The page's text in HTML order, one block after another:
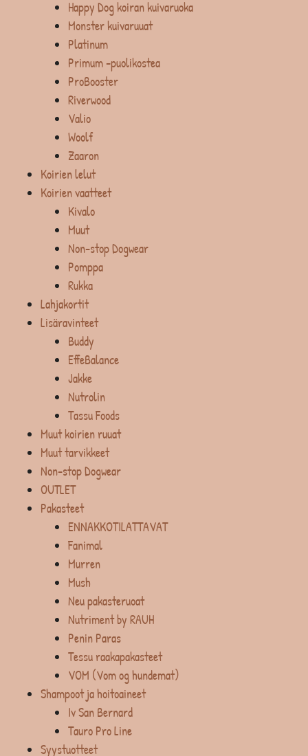
Happy Dog koiran kuivaruoka
Monster kuivaruuat
Platinum
Primum -puolikostea
ProBooster
Riverwood
Valio
Woolf
Zaaron
Koirien lelut
Koirien vaatteet
Kivalo
Muut
Non-stop Dogwear
Pomppa
Rukka
Lahjakortit
Lisäravinteet
Buddy
EffeBalance
Jakke
Nutrolin
Tassu Foods
Muut koirien ruuat
Muut tarvikkeet
Non-stop Dogwear
OUTLET
Pakasteet
ENNAKKOTILATTAVAT
Fanimal
Murren
Mush
Neu pakasteruoat
Nutriment by RAUH
Penin Paras
Tessu raakapakasteet
VOM (Vom og hundemat)
Shampoot ja hoitoaineet
Iv San Bernard
Tauro Pro Line
Syystuotteet